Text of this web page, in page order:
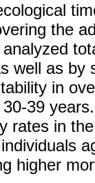
the
well as by
in
39
rates in
higher